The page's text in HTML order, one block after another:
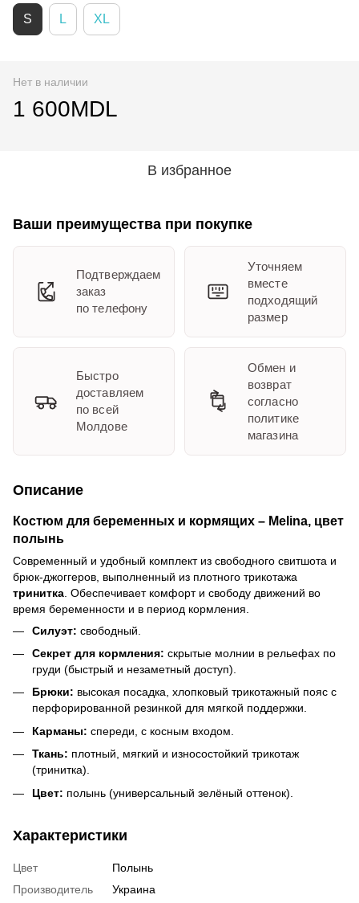
S L XL
Нет в наличии
1 600MDL
В избранное
Ваши преимущества при покупке
Подтверждаем
заказ
по телефону
Уточняем
вместе
подходящий
размер
Быстро
доставляем
по всей
Молдове
Обмен и
возврат
согласно
политике
магазина
Описание
Костюм для беременных и кормящих – Melina, цвет
полынь
Современный и удобный комплект из свободного свитшота и
брюк‑джоггеров, выполненный из плотного трикотажа
тринитка . Обеспечивает комфорт и свободу движений во
время беременности и в период кормления.
Силуэт: свободный.
Секрет для кормления: скрытые молнии в рельефах по
груди (быстрый и незаметный доступ).
Брюки: высокая посадка, хлопковый трикотажный пояс с
перфорированной резинкой для мягкой поддержки.
Карманы: спереди, с косным входом.
Ткань: плотный, мягкий и износостойкий трикотаж
(тринитка).
Цвет: полынь (универсальный зелёный оттенок).
Характеристики
Цвет
Полынь
Производитель
Украина